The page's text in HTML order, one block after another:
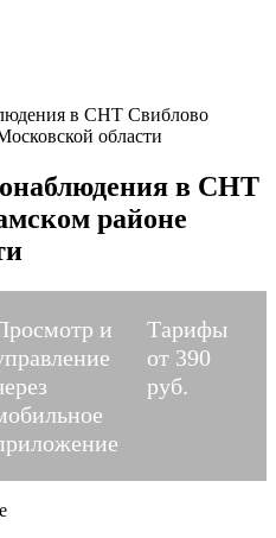
в СНТ Свиблово
области
в СНТ
районе
и
Тарифы
от 390
руб.